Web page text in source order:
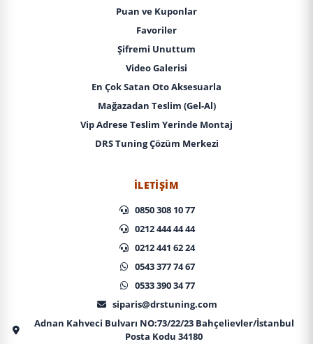
Puan ve Kuponlar
Favoriler
Şifremi Unuttum
Video Galerisi
En Çok Satan Oto Aksesuarla
Mağazadan Teslim (Gel-Al)
Vip Adrese Teslim Yerinde Montaj
DRS Tuning Çözüm Merkezi
İLETIŞIM
0850 308 10 77
0212 444 44 44
0212 441 62 24
0543 377 74 67
0533 390 34 77
siparis@drstuning.com
Adnan Kahveci Bulvarı NO:73/22/23 Bahçelievler/İstanbul
Posta Kodu 34180